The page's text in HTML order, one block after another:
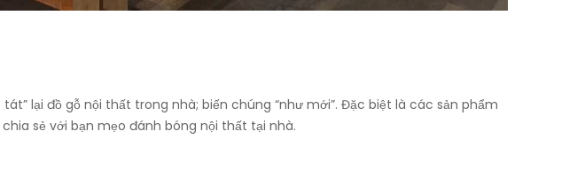
lại đồ gỗ nội thất trong nhà; biến chúng “như mới”. Đặc biệt là các sản phẩm
chia sẻ với bạn mẹo đánh bóng nội thất tại nhà.